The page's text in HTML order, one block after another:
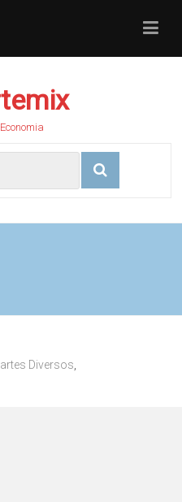
Diversos